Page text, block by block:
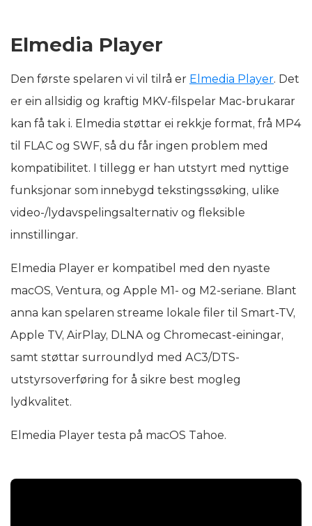
Elmedia Player
Den første spelaren vi vil tilrå er Elmedia Player. Det
er ein allsidig og kraftig MKV-filspelar Mac-brukarar
kan få tak i. Elmedia støttar ei rekkje format, frå MP4
til FLAC og SWF, så du får ingen problem med
kompatibilitet. I tillegg er han utstyrt med nyttige
funksjonar som innebygd tekstingssøking, ulike
video-/lydavspelingsalternativ og fleksible
innstillingar.
Elmedia Player er kompatibel med den nyaste
macOS, Ventura, og Apple M1- og M2-seriane. Blant
anna kan spelaren streame lokale filer til Smart-TV,
Apple TV, AirPlay, DLNA og Chromecast-einingar,
samt støttar surroundlyd med AC3/DTS-
utstyrsoverføring for å sikre best mogleg
lydkvalitet.
Elmedia Player testa på macOS Tahoe.